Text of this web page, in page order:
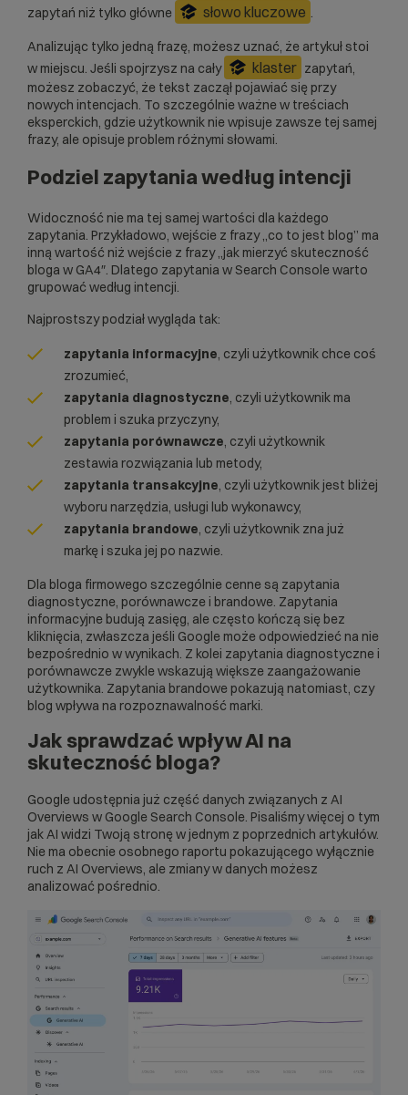
zapytań niż tylko główne
słowo kluczowe
Analizując tylko jedną frazę, możesz uznać, że artykuł stoi
w miejscu. Jeśli spojrzysz na cały
klaster zapytań,
możesz zobaczyć, że tekst zaczął pojawiać się przy
nowych intencjach. To szczególnie ważne w treściach
eksperckich, gdzie użytkownik nie wpisuje zawsze tej samej
frazy, ale opisuje problem różnymi słowami.
Podziel zapytania według intencji
Widoczność nie ma tej samej wartości dla każdego
zapytania. Przykładowo, wejście z frazy „co to jest blog” ma
inną wartość niż wejście z frazy „jak mierzyć skuteczność
bloga w GA4″. Dlatego zapytania w Search Console warto
grupować według intencji.
Najprostszy podział wygląda tak:
zapytania informacyjne , czyli użytkownik chce coś
zrozumieć,
zapytania diagnostyczne , czyli użytkownik ma
problem i szuka przyczyny,
zapytania porównawcze , czyli użytkownik
zestawia rozwiązania lub metody,
zapytania transakcyjne , czyli użytkownik jest bliżej
wyboru narzędzia, usługi lub wykonawcy,
zapytania brandowe , czyli użytkownik zna już
markę i szuka jej po nazwie.
Dla bloga firmowego szczególnie cenne są zapytania
diagnostyczne, porównawcze i brandowe. Zapytania
informacyjne budują zasięg, ale często kończą się bez
kliknięcia, zwłaszcza jeśli Google może odpowiedzieć na nie
bezpośrednio w wynikach. Z kolei zapytania diagnostyczne i
porównawcze zwykle wskazują większe zaangażowanie
użytkownika. Zapytania brandowe pokazują natomiast, czy
blog wpływa na rozpoznawalność marki.
Jak sprawdzać wpływ AI na
skuteczność bloga?
Google udostępnia już część danych związanych z AI
Overviews w Google Search Console. Pisaliśmy więcej o tym
jak AI widzi Twoją stronę w jednym z poprzednich artykułów.
Nie ma obecnie osobnego raportu pokazującego wyłącznie
ruch z AI Overviews, ale zmiany w danych możesz
analizować pośrednio.